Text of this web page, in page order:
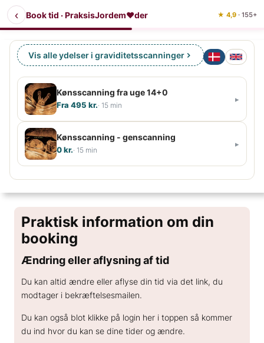
Vis alle ydelser i graviditetsscanninger
Kønsscanning fra uge 14+0
Fra 495 kr.· 15 min
▸
fra uge 14+0
Beregn tidligste dag
14.
Kønsbestemmelse fra uge 14+0
eller bedsteforældre med
Printede billeder med hjem
Videoklip til mobilen, så I kan dele med familien
Kønsscanning - genscanning
0 kr.· 15 min
▸
Beregn tidligste dag
hvis vi ikke kunne se kønnet ved første scanning
0 kr.
Praktisk information om din
booking
Ændring eller aflysning af tid
Du kan altid ændre eller aflyse din tid via det link, du
modtager i bekræftelsesmailen.
Du kan også blot klikke på login her i toppen så kommer
du ind hvor du kan se dine tider og ændre.
‹ Book tid · PraksisJordem❤der ★ 4,9 · 155+